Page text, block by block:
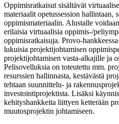
Oppimisratkaisut sisältävät
materiaalit opetussession hallintaan,
oppimismateriaalin. Alustalle
erilaisia virtuaalisia oppimis-/
oppimisratkaisuja. Provo-
lukuisia projektijohtamisen
projektijohtamisen vasta-alkajille ja
Pelisovelluksia on toteutettu mm.
resurssien hallinnasta, kestävästä
tehtaan suunnittelu- ja
investointiprojektista. Lisäksi
kehityshankkeita liittyen ketterään
muutosprojektin johtamiseen.